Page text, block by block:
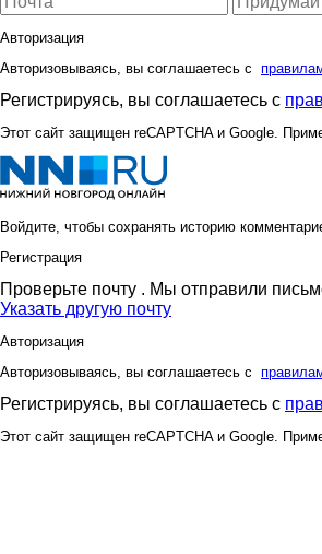
Авторизация
Авторизовываясь, вы соглашаетесь с
Регистрируясь, вы соглашаетесь с
Этот сайт защищен reCAPTCHA и Google.
Войдите, чтобы сохранять историю
Регистрация
Проверьте почту . Мы отправили
Указать другую почту
Авторизация
Авторизовываясь, вы соглашаетесь с
Регистрируясь, вы соглашаетесь с
Этот сайт защищен reCAPTCHA и Google.